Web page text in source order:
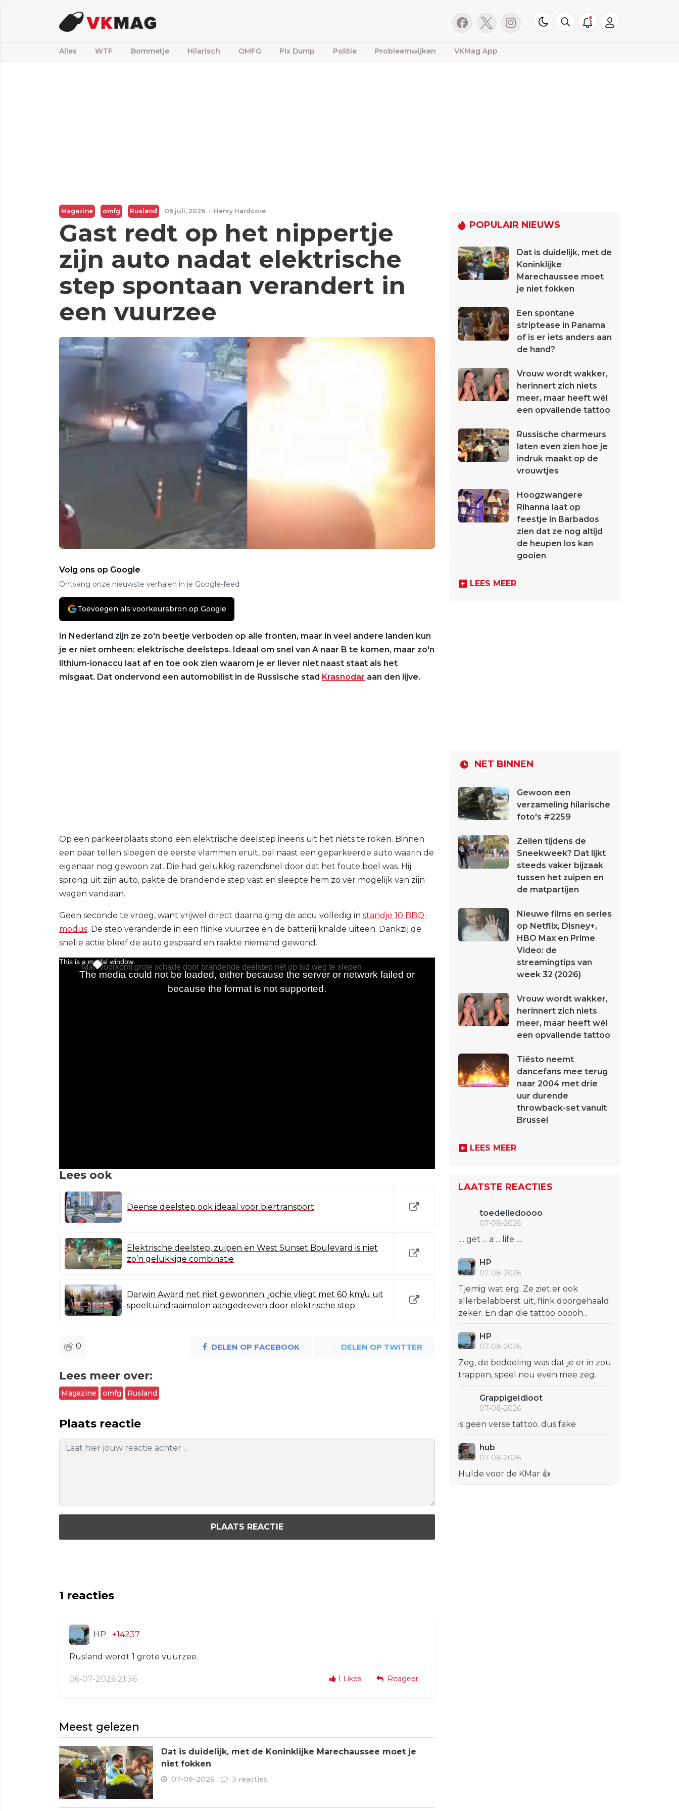
Alles WTF Bommetje Hilarisch OMFG Pix Dump Politie Probleemwijken VKMag App
Magazine omfg Rusland 06 juli, 2026 · Henry Hardcore
Gast redt op het nippertje
zijn auto nadat elektrische
step spontaan verandert in
een vuurzee
Volg ons op Google
Ontvang onze nieuwste verhalen in je Google-feed
Toevoegen als voorkeursbron op Google
In Nederland zijn ze zo'n beetje verboden op alle fronten, maar in veel andere landen kun
je er niet omheen: elektrische deelsteps. Ideaal om snel van A naar B te komen, maar zo'n
lithium-ionaccu laat af en toe ook zien waarom je er liever niet naast staat als het
misgaat. Dat ondervond een automobilist in de Russische stad Krasnodar aan den lijve.
Op een parkeerplaats stond een elektrische deelstep ineens uit het niets te roken. Binnen
een paar tellen sloegen de eerste vlammen eruit, pal naast een geparkeerde auto waarin de
eigenaar nog gewoon zat. Die had gelukkig razendsnel door dat het foute boel was. Hij
sprong uit zijn auto, pakte de brandende step vast en sleepte hem zo ver mogelijk van zijn
wagen vandaan.
Geen seconde te vroeg, want vrijwel direct daarna ging de accu volledig in standje 10 BBQ-
modus. De step veranderde in een flinke vuurzee en de batterij knalde uiteen. Dankzij de
snelle actie bleef de auto gespaard en raakte niemand gewond.
Lees ook
Deense deelstep ook ideaal voor biertransport
Elektrische deelstep, zuipen en West Sunset Boulevard is niet
zo’n gelukkige combinatie
Darwin Award net niet gewonnen: jochie vliegt met 60 km/u uit
speeltuindraaimolen aangedreven door elektrische step
0 DELEN OP FACEBOOK DELEN OP TWITTER
Lees meer over:
Magazine omfg Rusland
Plaats reactie
PLAATS REACTIE
1 reacties
HP +14237
Rusland wordt 1 grote vuurzee.
06-07-2026 21:36 1 Likes Reageer
Meest gelezen
Dat is duidelijk, met de Koninklijke Marechaussee moet je
niet fokken
07-08-2026 3 reacties
POPULAIR NIEUWS
Dat is duidelijk, met de
Koninklijke
Marechaussee moet
je niet fokken
Een spontane
striptease in Panama
of is er iets anders aan
de hand?
Vrouw wordt wakker,
herinnert zich niets
meer, maar heeft wél
een opvallende tattoo
Russische charmeurs
laten even zien hoe je
indruk maakt op de
vrouwtjes
Hoogzwangere
Rihanna laat op
feestje in Barbados
zien dat ze nog altijd
de heupen los kan
gooien
LEES MEER
NET BINNEN
Gewoon een
verzameling hilarische
foto's #2259
Zeilen tijdens de
Sneekweek? Dat lijkt
steeds vaker bijzaak
tussen het zuipen en
de matpartijen
Nieuwe films en series
op Netflix, Disney+,
HBO Max en Prime
Video: de
streamingtips van
week 32 (2026)
Vrouw wordt wakker,
herinnert zich niets
meer, maar heeft wél
een opvallende tattoo
Tiësto neemt
dancefans mee terug
naar 2004 met drie
uur durende
throwback-set vanuit
Brussel
LEES MEER
LAATSTE REACTIES
toedeliedoooo
07-08-2026
.... get ... a ... life ....
HP
07-08-2026
Tjemig wat erg. Ze ziet er ook
allerbelabberst uit, flink doorgehaald
zeker. En dan die tattoo ooooh...
HP
07-08-2026
Zeg, de bedoeling was dat je er in zou
trappen, speel nou even mee zeg.
GrappigeIdioot
07-08-2026
is geen verse tattoo. dus fake
hub
07-08-2026
Hulde voor de KMar 👍